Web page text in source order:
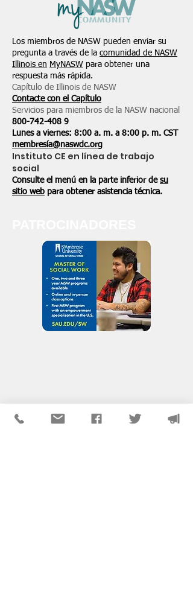
Los miembros de NASW pueden enviar su
pregunta a través de la comunidad de NASW
Illinois en MyNASW para obtener una
respuesta más rápida.
Capítulo de Illinois de NASW
Contacte con el Capítulo
Servicios para miembros de la NASW nacional
800-742-408 9
Lunes a viernes: 8:00 a. m. a 8:00 p. m. CST
membresía@naswdc.org
Instituto CE en línea de trabajo
social
Consulte el menú en la parte inferior de su
sitio web para obtener asistencia técnica.